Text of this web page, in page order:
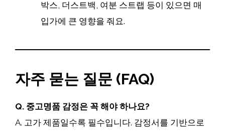
박스, 더스트백, 여분 스트랩 등이 있으면 매
입가에 큰 영향을 줘요.
자주 묻는 질문 (FAQ)
Q. 중고명품 감정은 꼭 해야 하나요?
A. 고가 제품일수록 필수입니다. 감정서를 기반으로